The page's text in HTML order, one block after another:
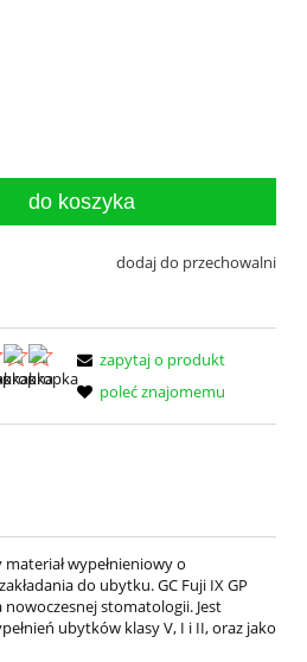
do koszyka
dodaj do przechowalni
zapytaj o produkt
poleć znajomemu
wypełnieniowy o
do ubytku. GC Fuji IX GP
nowoczesnej stomatologii. Jest
ubytków klasy V, I i II, oraz jako